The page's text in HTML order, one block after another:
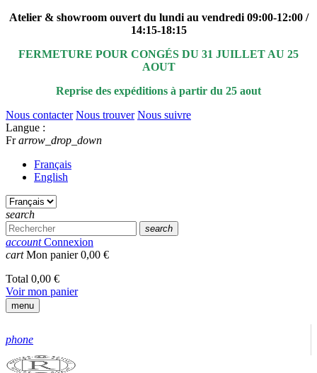
Atelier & showroom ouvert du lundi au vendredi 09:00-12:00 /
14:15-18:15
FERMETURE POUR CONGÉS DU 31 JUILLET AU 25
AOUT
Reprise des expéditions à partir du 25 aout
Nous contacter Nous trouver Nous suivre
Langue :
Fr arrow_drop_down
Français
English
search
search
account Connexion
cart Mon panier0,00 €
Total 0,00 €
Voir mon panier
menu
phone